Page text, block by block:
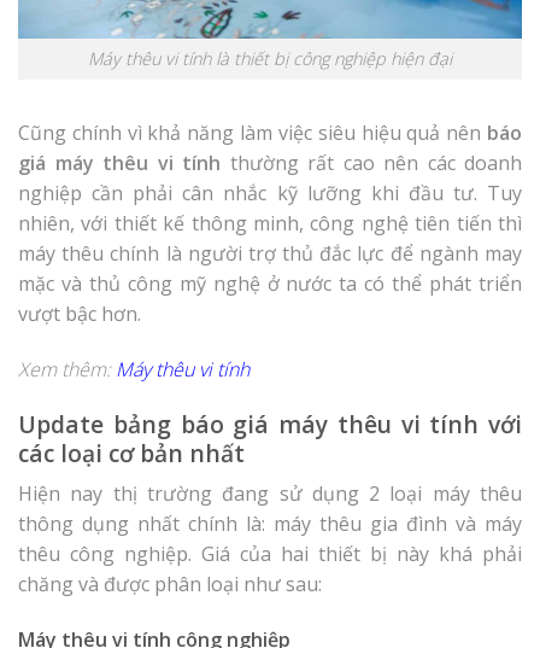
Máy thêu vi tính là thiết bị công nghiệp hiện đại
Cũng chính vì khả năng làm việc siêu hiệu quả nên báo
giá máy thêu vi tính thường rất cao nên các doanh
nghiệp cần phải cân nhắc kỹ lưỡng khi đầu tư. Tuy
nhiên, với thiết kế thông minh, công nghệ tiên tiến thì
máy thêu chính là người trợ thủ đắc lực để ngành may
mặc và thủ công mỹ nghệ ở nước ta có thể phát triển
vượt bậc hơn.
Xem thêm:Máy thêu vi tính
Update bảng báo giá máy thêu vi tính với
các loại cơ bản nhất
Hiện nay thị trường đang sử dụng 2 loại máy thêu
thông dụng nhất chính là: máy thêu gia đình và máy
thêu công nghiệp. Giá của hai thiết bị này khá phải
chăng và được phân loại như sau:
Máy thêu vi tính công nghiệp